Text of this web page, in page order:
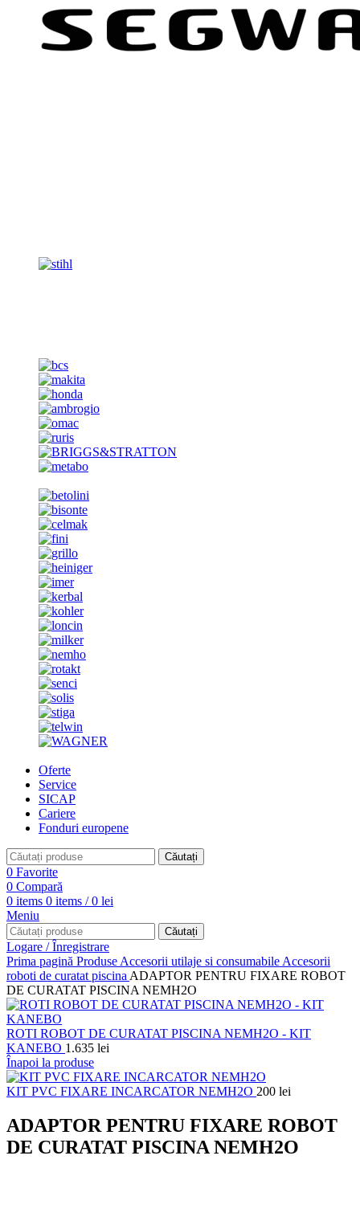
Oferte
Service
SICAP
Cariere
Fonduri europene
Căutați
0 Favorite
0 Compară
0 items 0 items / 0 lei
Meniu
Căutați
Logare / Înregistrare
Prima pagină Produse Accesorii utilaje si consumabile Accesorii
roboti de curatat piscina ADAPTOR PENTRU FIXARE ROBOT
DE CURATAT PISCINA NEMH2O
ROTI ROBOT DE CURATAT PISCINA NEMH2O - KIT
KANEBO 1.635 lei
Înapoi la produse
KIT PVC FIXARE INCARCATOR NEMH2O 200 lei
ADAPTOR PENTRU FIXARE ROBOT
DE CURATAT PISCINA NEMH2O